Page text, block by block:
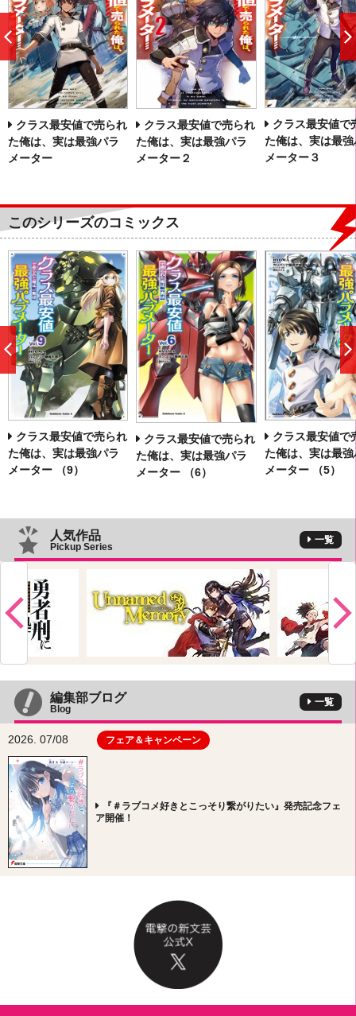
クラス最安値で売られ
た俺は、実は最強パラ
メーター
クラス最安値で売られ
た俺は、実は最強パラ
メーター２
クラス最安値で
た俺は、実は最強
メーター３
前
へ
このシリーズのコミックス
クラス最安値で売られ
た俺は、実は最強パラ
メーター （9）
クラス最安値で売られ
た俺は、実は最強パラ
メーター （6）
クラス最安値で
た俺は、実は最強
メーター （5）
前
人気作品
Pickup Series
一覧
編集部ブログ
Blog
一覧
2026. 07/08 フェア＆キャンペーン
『＃ラブコメ好きとこっそり繋がりたい』発売記念フェ
ア開催！